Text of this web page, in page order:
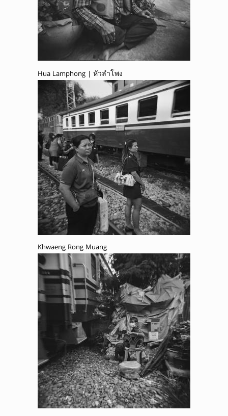
Hua Lamphong | หัวลำโพง
Khwaeng Rong Muang